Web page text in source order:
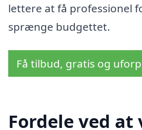
lettere at få professionel
sprænge budgettet.
Få tilbud, gratis og
Fordele ved